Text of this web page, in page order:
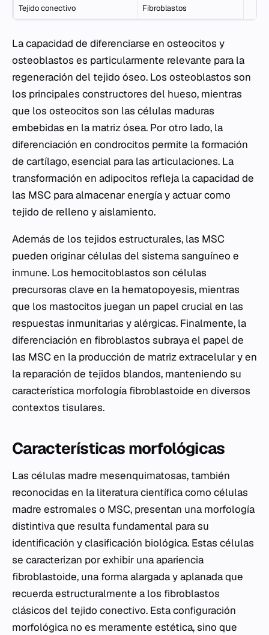
Tejido conectivo Fibroblastos
La capacidad de diferenciarse en osteocitos y
osteoblastos es particularmente relevante para la
regeneración del tejido óseo. Los osteoblastos son
los principales constructores del hueso, mientras
que los osteocitos son las células maduras
embebidas en la matriz ósea. Por otro lado, la
diferenciación en condrocitos permite la formación
de cartílago, esencial para las articulaciones. La
transformación en adipocitos refleja la capacidad de
las MSC para almacenar energía y actuar como
tejido de relleno y aislamiento.
Además de los tejidos estructurales, las MSC
pueden originar células del sistema sanguíneo e
inmune. Los hemocitoblastos son células
precursoras clave en la hematopoyesis, mientras
que los mastocitos juegan un papel crucial en las
respuestas inmunitarias y alérgicas. Finalmente, la
diferenciación en fibroblastos subraya el papel de
las MSC en la producción de matriz extracelular y en
la reparación de tejidos blandos, manteniendo su
característica morfología fibroblastoide en diversos
contextos tisulares.
Características morfológicas
Las células madre mesenquimatosas, también
reconocidas en la literatura científica como células
madre estromales o MSC, presentan una morfología
distintiva que resulta fundamental para su
identificación y clasificación biológica. Estas células
se caracterizan por exhibir una apariencia
fibroblastoide, una forma alargada y aplanada que
recuerda estructuralmente a los fibroblastos
clásicos del tejido conectivo. Esta configuración
morfológica no es meramente estética, sino que